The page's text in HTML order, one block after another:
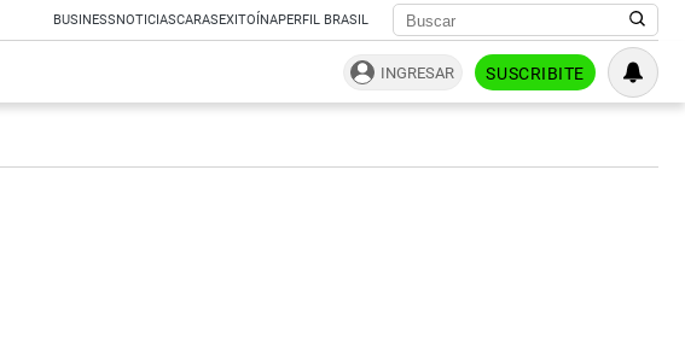
BUSINESSNOTICIASCARASEXITOÍNAPERFIL BRASIL
INGRESAR SUSCRIBITE